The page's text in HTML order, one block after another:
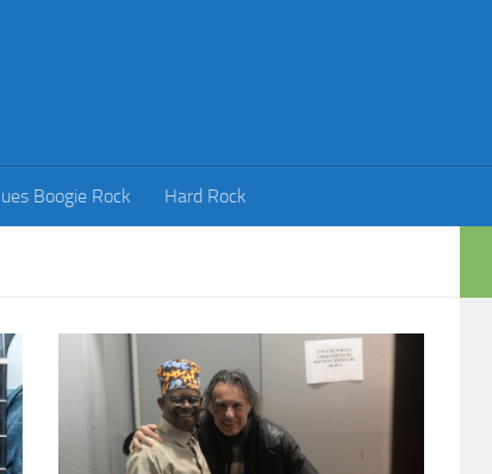
Boogie Rock Hard Rock